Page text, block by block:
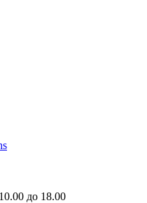
до 18.00